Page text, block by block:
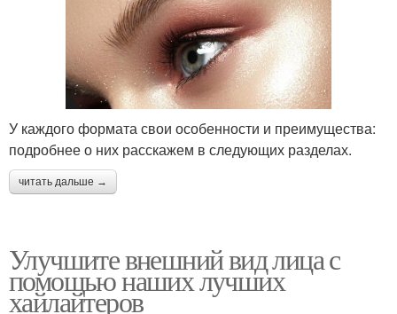
У каждого формата свои особенности и преимущества:
подробнее о них расскажем в следующих разделах.
читать дальше →
Улучшите внешний вид лица с
помощью наших лучших
хайлайтеров